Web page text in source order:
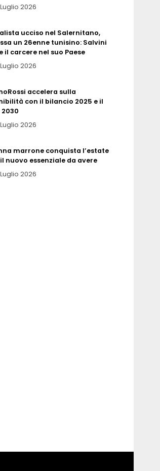
2026
ucciso nel Salernitano,
un 26enne tunisino: Salvini
il carcere nel suo Paese
2026
accelera sulla
con il bilancio 2025 e il
2026
marrone conquista l’estate
nuovo essenziale da avere
2026